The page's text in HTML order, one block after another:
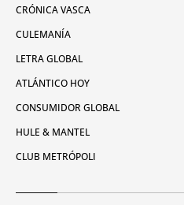
CRÓNICA VASCA
CULEMANÍA
LETRA GLOBAL
ATLÁNTICO HOY
CONSUMIDOR GLOBAL
HULE & MANTEL
CLUB METRÓPOLI